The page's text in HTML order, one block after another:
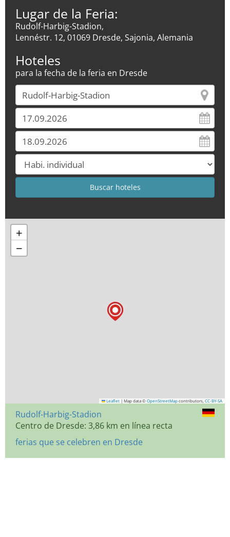
Lugar de la Feria:
Rudolf-Harbig-Stadion,
Lennéstr. 12, 01069 Dresde, Sajonia, Alemania
Hoteles
para la fecha de la feria en Dresde
+
−
Leaflet | Map data © OpenStreetMap contributors, CC-BY-SA
Rudolf-Harbig-Stadion
Centro de Dresde: 3,86 km en línea recta
ferias que se celebren en Dresde